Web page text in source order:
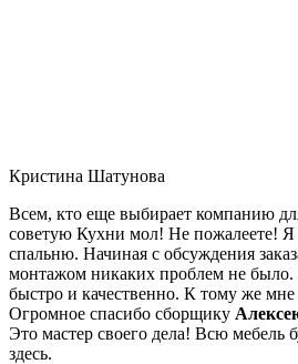
Кристина Шатунова
Всем, кто еще выбирает компанию
советую Кухни мол! Не пожалеете! Я
спальню. Начиная с обсуждения
монтажом никаких проблем не было.
быстро и качественно. К тому же
Огромное спасибо сборщику
Это мастер своего дела! Всю мебель
здесь.